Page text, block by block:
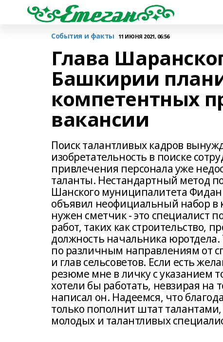
События и факты 11 ИЮНЯ 2021, 06:56
Глава
Башкирии
компетентных
вакансии
Поиск талантливых кадров
изобретательность в поиске
привлечения персонала уже
таланты. Нестандартный метод
Шанского муниципалитета
объявил неофициальный набор в
нужен сметчик - это специалист
работ, таких как строительство,
должность начальника
по различным направлениям от
и глав сельсоветов. Если есть
резюме мне в личку с указанием
хотели бы работать, невзирая на
написал он. Надеемся, что
только пополнит штат
молодых и талантливых